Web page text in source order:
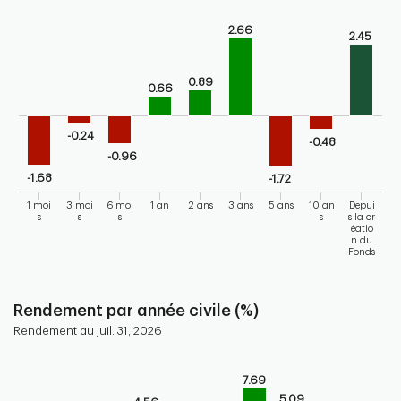
Bar chart for historical performance of the fund
The chart has 1 Y axis displaying values. Range: -2 to 4.
-1.68
-0.24
-0.96
0.66
0.89
2.66
-1.72
-0.48
2.45
1 moi
s
3 moi
s
6 moi
s
1 an 2 ans 3 ans 5 ans
10 an
s
Depui
s la cr
éatio
n du
Fonds
Rendement par année civile (%)
Rendement au juil. 31, 2026
7.69